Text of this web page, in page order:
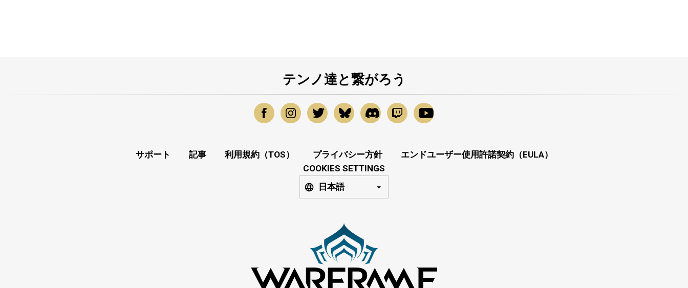
テンノ達と繋がろう
サポート 記事 利用規約（TOS） プライバシー方針
エンドユーザー使用許諾契約（EULA）
COOKIES SETTINGS
日本語